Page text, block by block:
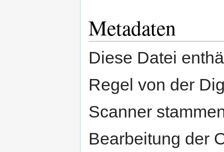
Metadaten
Diese Datei
Regel von der
Scanner
Bearbeitung der